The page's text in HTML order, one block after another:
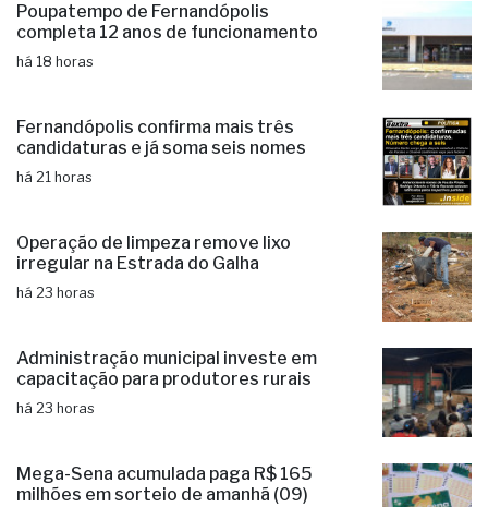
Poupatempo de Fernandópolis
completa 12 anos de funcionamento
há 18 horas
Fernandópolis confirma mais três
candidaturas e já soma seis nomes
há 21 horas
Operação de limpeza remove lixo
irregular na Estrada do Galha
há 23 horas
Administração municipal investe em
capacitação para produtores rurais
há 23 horas
Mega-Sena acumulada paga R$ 165
milhões em sorteio de amanhã (09)